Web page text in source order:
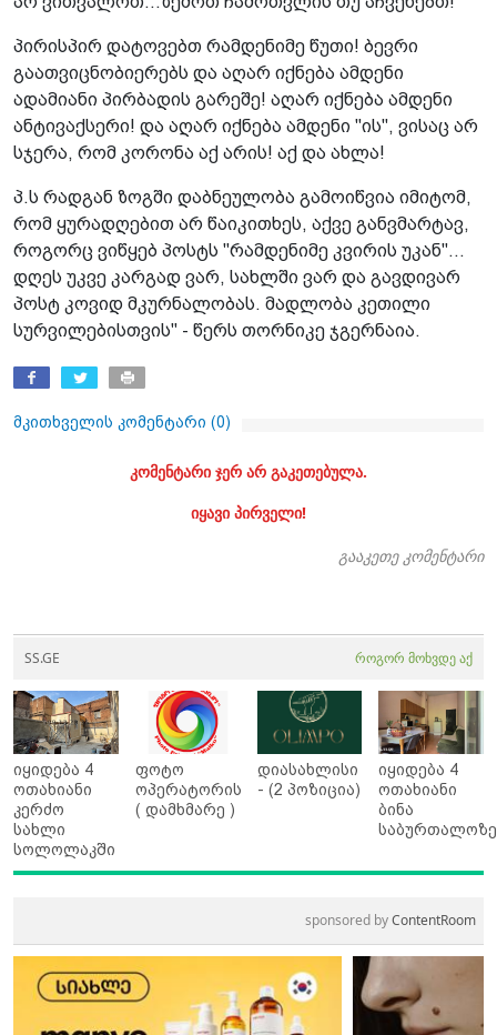
პირისპირ დატოვებთ რამდენიმე წუთი! ბევრი
გაათვიცნობიერებს და აღარ იქნება ამდენი
ადამიანი პირბადის გარეშე! აღარ იქნება ამდენი
ანტივაქსერი! და აღარ იქნება ამდენი "ის", ვისაც არ
სჯერა, რომ კორონა აქ არის! აქ და ახლა!
პ.ს რადგან ზოგში დაბნეულობა გამოიწვია იმიტომ,
რომ ყურადღებით არ წაიკითხეს, აქვე განვმარტავ,
როგორც ვიწყებ პოსტს "რამდენიმე კვირის უკან"...
დღეს უკვე კარგად ვარ, სახლში ვარ და გავდივარ
პოსტ კოვიდ მკურნალობას. მადლობა კეთილი
სურვილებისთვის" - წერს თორნიკე ჯგერნაია.
მკითხველის კომენტარი (0)
კომენტარი ჯერ არ გაკეთებულა.
იყავი პირველი!
გააკეთე კომენტარი
SS.GE როგორ მოხვდე აქ
იყიდება 4
ოთახიანი
კერძო
სახლი
სოლოლაკში
ფოტო
ოპერატორის
( დამხმარე )
დიასახლისი
- (2 პოზიცია)
იყიდება 4
ოთახიანი
ბინა
საბურთალოზე
sponsored byContentRoom